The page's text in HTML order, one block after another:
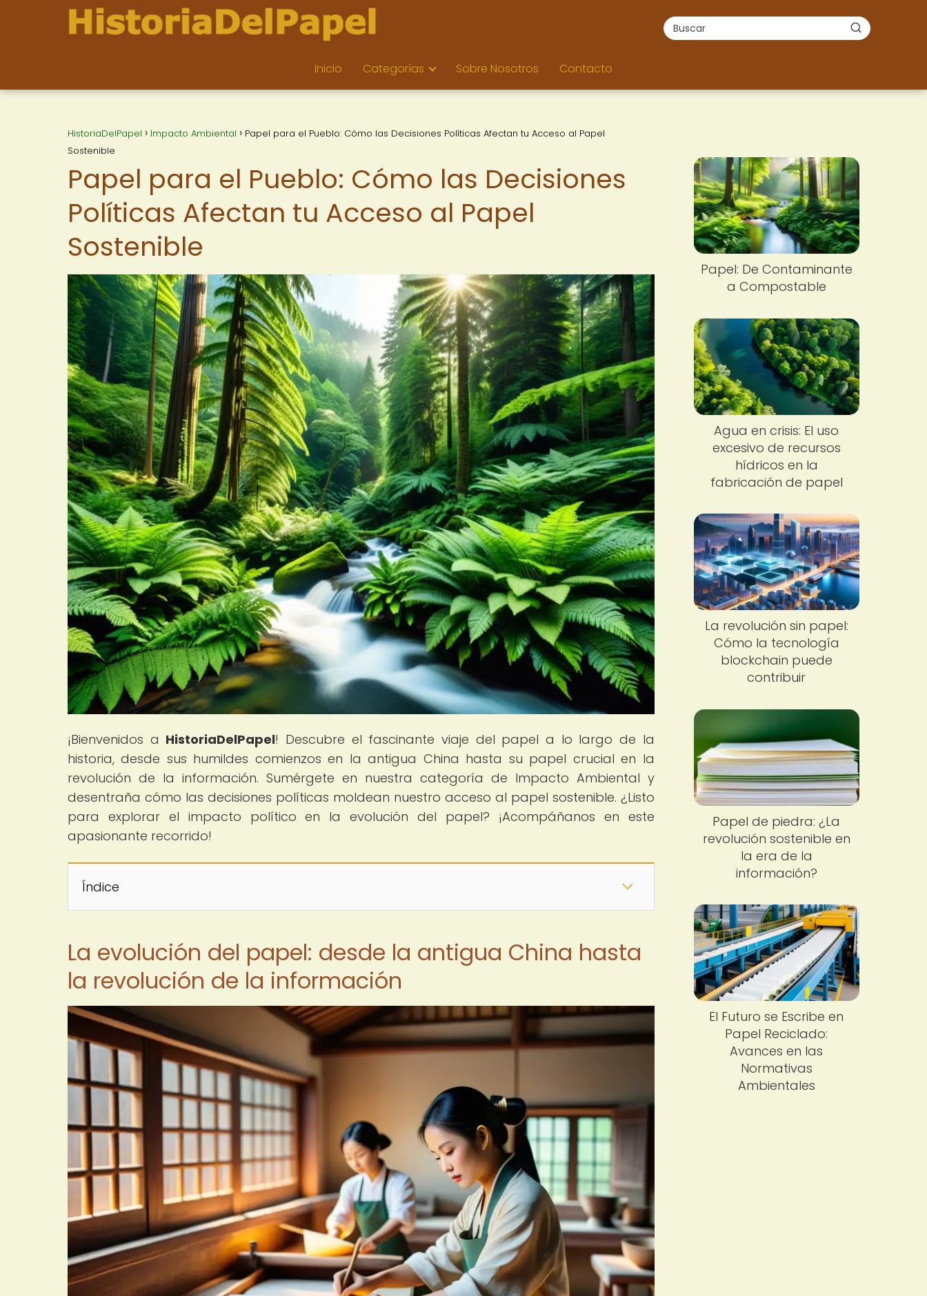
Inicio Categorías Sobre Nosotros Contacto
HistoriaDelPapel Impacto Ambiental
Papel para el Pueblo: Cómo las Decisiones Políticas Afectan tu Acceso al Papel
Sostenible
Papel para el Pueblo: Cómo las Decisiones
Políticas Afectan tu Acceso al Papel
Sostenible
¡Bienvenidos a HistoriaDelPapel! Descubre el fascinante viaje del papel a lo largo de la
historia, desde sus humildes comienzos en la antigua China hasta su papel crucial en la
revolución de la información. Sumérgete en nuestra categoría de Impacto Ambiental y
desentraña cómo las decisiones políticas moldean nuestro acceso al papel sostenible. ¿Listo
para explorar el impacto político en la evolución del papel? ¡Acompáñanos en este
apasionante recorrido!
Índice
La evolución del papel: desde la antigua China hasta
la revolución de la información
Papel: De Contaminante
a Compostable
Agua en crisis: El uso
excesivo de recursos
hídricos en la
fabricación de papel
La revolución sin papel:
Cómo la tecnología
blockchain puede
contribuir
Papel de piedra: ¿La
revolución sostenible en
la era de la
información?
El Futuro se Escribe en
Papel Reciclado:
Avances en las
Normativas
Ambientales